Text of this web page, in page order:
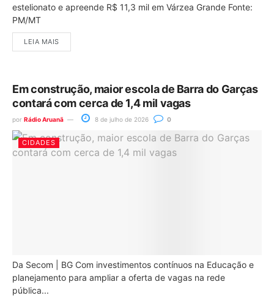
estelionato e apreende R$ 11,3 mil em Várzea Grande Fonte:
PM/MT
LEIA MAIS
Em construção, maior escola de Barra do Garças
contará com cerca de 1,4 mil vagas
por Rádio Aruanã 8 de julho de 2026 0
CIDADES
Da Secom | BG Com investimentos contínuos na Educação e
planejamento para ampliar a oferta de vagas na rede
pública...